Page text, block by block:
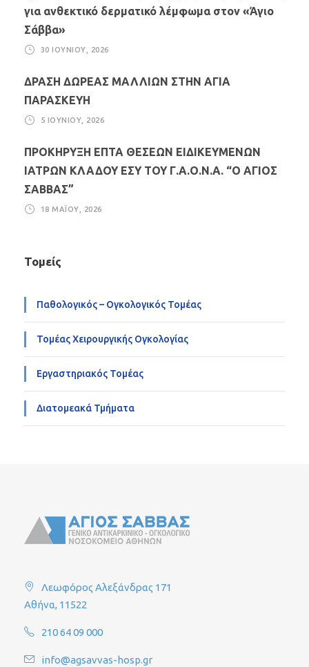
για ανθεκτικό δερματικό λέμφωμα στον «Άγιο
Σάββα»
30 ΙΟΥΝΊΟΥ, 2026
ΔΡΑΣΗ ΔΩΡΕΑΣ ΜΑΛΛΙΩΝ ΣΤΗΝ ΑΓΙΑ
ΠΑΡΑΣΚΕΥΗ
5 ΙΟΥΝΊΟΥ, 2026
ΠΡΟΚΗΡΥΞΗ ΕΠΤΑ ΘΕΣΕΩΝ ΕΙΔΙΚΕΥΜΕΝΩΝ
ΙΑΤΡΩΝ ΚΛΑΔΟΥ ΕΣΥ ΤΟΥ Γ.Α.Ο.Ν.Α. “Ο ΑΓΙΟΣ
ΣΑΒΒΑΣ”
18 ΜΑΪ́ΟΥ, 2026
Τομείς
Παθολογικός – Ογκολογικός Τομέας
Τομέας Χειρουργικής Ογκολογίας
Εργαστηριακός Τομέας
Διατομεακά Τμήματα
Λεωφόρος Αλεξάνδρας 171
Αθήνα, 11522
210 64 09 000
info@agsavvas-hosp.gr